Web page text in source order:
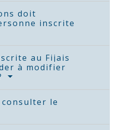
doit
inscrite
au Fijais
à modifier
le